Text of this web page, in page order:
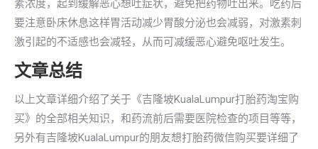
素浓度，起到缓解恶心想吐症状，避免把药物吐出来。吃药后
要注意卧床休息这样胃活动减少胃酸分泌也会减弱，对激素刺
激引起的不适感也会减轻，从而可减缓恶心避免呕吐发生。
文章总结
以上文章详细介绍了关于《吉隆坡KualaLumpur打胎药淘宝购
买》的全部相关知识，和药流前后需要医院检查的项目等等，
另外有吉隆坡KualaLumpur的朋友想打胎药微信购买要详细了